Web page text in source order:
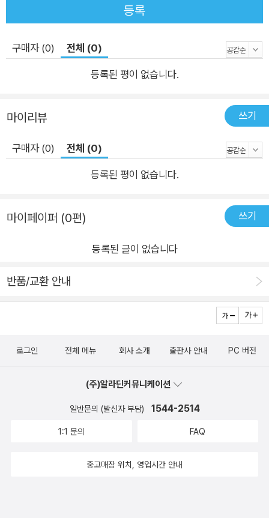
효과적인 접근 방법 등을 다룬다. 3장 '하둡 아키텍처와 하둡 에
코시스템'에서는 핵심 프레임워크부터 하둡 에코시스템의 컴포
넌트에 이르기까지 하둡에 대한 전반적인 내용을 다룬다. 3장을
끝까지 학습하고 나면 하둡을 설치하고 맵리듀스 함수를 실행시
킬 수 있는 역량을 갖출 수 있다 또한 하둡 환경을 실행시키고 관
다. 4장, '머신 러닝 관련 툴과 라이브러리, 프레임워크'에서는 머
신 러닝을 구현할 때 어떤 종류의 오픈소스를 사용할 수 있는지
설명한다. 아울러 아파치 머하웃(Apache Mahout), 파이썬(Py
b) 같은 다양한 라이브러리,툴, 프레임워크를 설치,개발,실행시
런 종류의 프레임워크를 어떻게 통합하는지도 다룬다. 5장, '의사
로 의사 결정 트리에 기반을 둔 지도 학습법을 알아본다. 트리를
세히 살펴본다. 또한 CART, C4.5, 랜덤 포레스트, 최신 의사 결
기반 학습'에서는 2가지 학습 알고리즘인 인스턴스 기반 기법과
루는 데 사용된다. 인스턴스 기반 학습의 대표 알고리즘인 KNN
통해 서포트 벡터 머신 알고리즘을 자세히 알아본다. 7장, '연관
규칙 기반 학습'에서는 연관 규칙(association rule)을 기반으로
한 학습 기법과 대표 알고리즘인 Apriori와 FP-growth에 대해
owth 알고리즘을 어떻게 빈발 패턴 마이닝(Frequent pattern
등록
구매자 (0) 전체 (0)
등록된 평이 없습니다.
마이리뷰 쓰기
구매자 (0) 전체 (0)
등록된 평이 없습니다.
마이페이퍼 (0편) 쓰기
등록된 글이 없습니다
반품/교환 안내
로그인 전체 메뉴 회사 소개 출판사 안내 PC 버전
(주)알라딘커뮤니케이션
일반문의 (발신자 부담) 1544-2514
1:1 문의 FAQ
중고매장 위치, 영업시간 안내